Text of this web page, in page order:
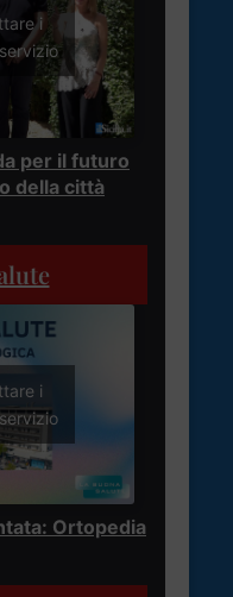
i
per il futuro
della città
i
Ortopedia